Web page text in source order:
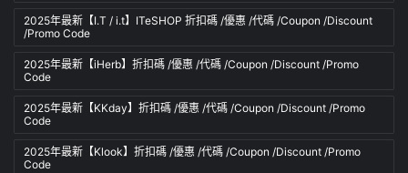
2025年最新【I.T / i.t】ITeSHOP 折扣碼 /優惠 /代碼 /Coupon /Discount
/Promo Code
2025年最新【iHerb】折扣碼 /優惠 /代碼 /Coupon /Discount /Promo
Code
2025年最新【KKday】折扣碼 /優惠 /代碼 /Coupon /Discount /Promo
Code
2025年最新【Klook】折扣碼 /優惠 /代碼 /Coupon /Discount /Promo
Code